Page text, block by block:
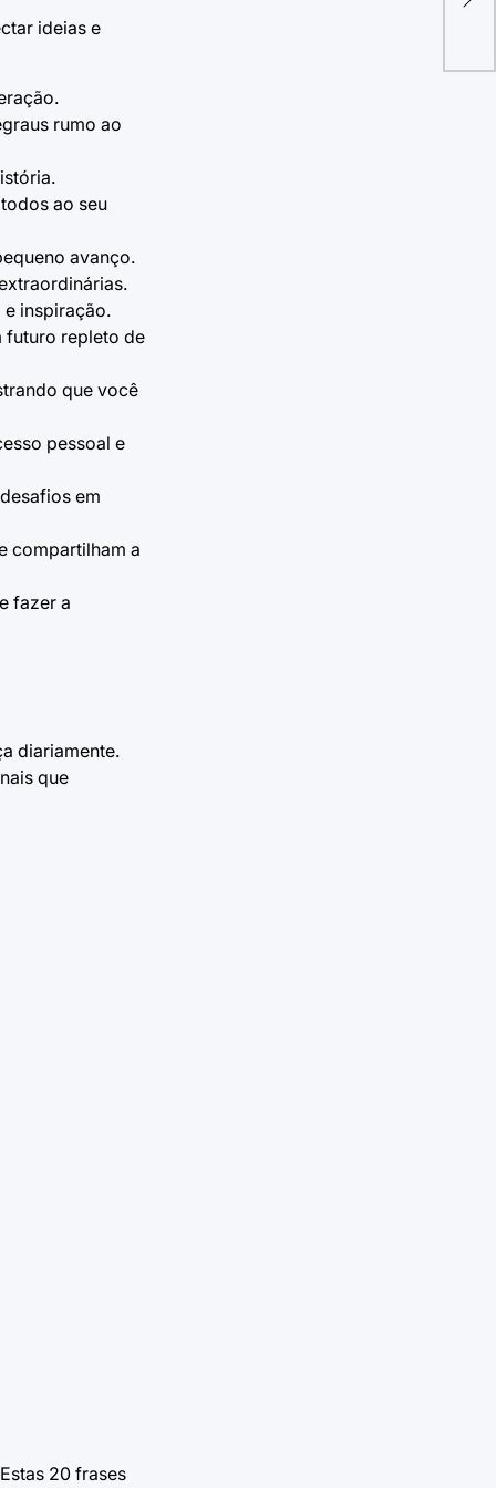
ideias e
rumo ao
ao seu
avanço.
e inspiração.
futuro repleto de
que você
pessoal e
em
compartilham a
fazer a
diariamente.
que
20 frases